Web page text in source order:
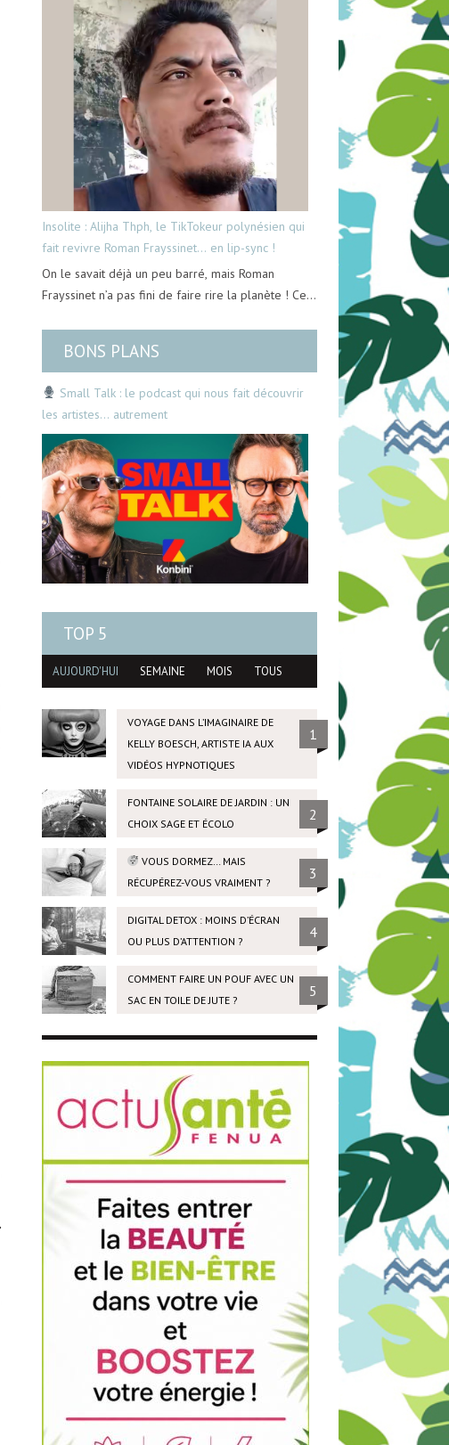
Insolite : Alijha Thph, le TikTokeur polynésien qui
fait revivre Roman Frayssinet… en lip-sync !
On le savait déjà un peu barré, mais Roman
Frayssinet n’a pas fini de faire rire la planète ! Ce…
BONS PLANS
Small Talk : le podcast qui nous fait découvrir
les artistes… autrement
TOP 5
AUJOURD'HUI SEMAINE MOIS TOUS
VOYAGE DANS L’IMAGINAIRE DE
KELLY BOESCH, ARTISTE IA AUX
VIDÉOS HYPNOTIQUES
1
FONTAINE SOLAIRE DE JARDIN : UN
CHOIX SAGE ET ÉCOLO
2
VOUS DORMEZ… MAIS
RÉCUPÉREZ-VOUS VRAIMENT ?
3
DIGITAL DETOX : MOINS D’ÉCRAN
OU PLUS D’ATTENTION ?
4
COMMENT FAIRE UN POUF AVEC UN
SAC EN TOILE DE JUTE ?
5